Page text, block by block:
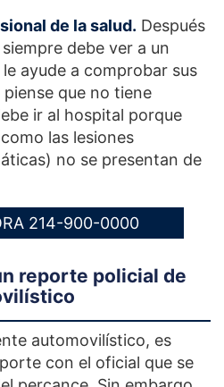
de la salud. Después
debe ver a un
ayude a comprobar sus
piense que no tiene
ir al hospital porque
las lesiones
no se presentan de
214-900-0000
reporte policial de
automovilístico, es
con el oficial que se